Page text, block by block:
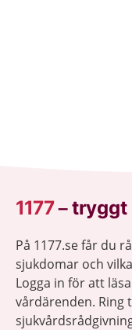
1177–tryggt
På 1177.se får du
sjukdomar och
Logga in för att
vårdärenden. Ring